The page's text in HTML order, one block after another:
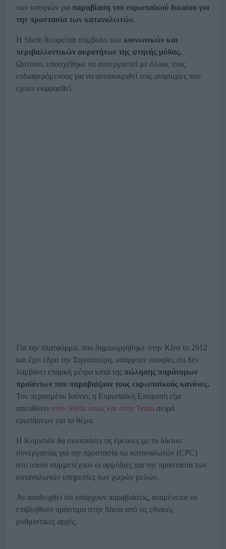
των υποψιών για παραβίαση του ευρωπαϊκού δικαίου για
την προστασία των καταναλωτών.
Η Shein θεωρείται σύμβολο των κοινωνικών και
περιβαλλοντικών ακροτήτων της φτηνής μόδας.
Ωστόσο, υποσχέθηκε να συνεργαστεί με όλους τους
ενδιαφερόμενους για να ανταποκριθεί στις ανησυχίες που
έχουν εκφρασθεί.
Για την πλατφόρμα, που δημιουργήθηκε στην Κίνα το 2012
και έχει έδρα την Σιγκαπούρη, υπάρχουν υποψίες ότι δεν
λαμβάνει επαρκή μέτρα κατά της πώλησης παράνομων
προϊόντων που παραβιάζουν τους ευρωπαϊκούς κανόνες.
Τον περασμένο Ιούνιο, η Ευρωπαϊκή Επιτροπή είχε
απευθύνει στην Shein όπως και στην Temu σειρά
ερωτήσεων για το θέμα.
Η Κομισιόν θα συντονίσει τις έρευνες με το δίκτυο
συνεργασίας για την προστασία τω καταναλωτών (CPC)
στο οποίο συμμετέχουν οι αρμόδιες για την προστασία των
καταναλωτών υπηρεσίες των χωρών μελών.
Αν αποδειχθεί ότι υπάρχουν παραβιάσεις, αναμένεται να
επιβληθούν πρόστιμα στην Shein από τις εθνικές
ρυθμιστικές αρχές.